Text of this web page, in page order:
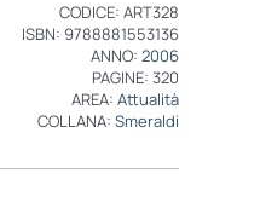
CODICE: ART328
ISBN: 9788881553136
ANNO:2006
PAGINE: 320
AREA:Attualità
COLLANA:Smeraldi